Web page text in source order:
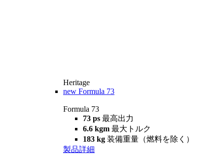
Heritage
new Formula 73
Formula 73
73 ps 最高出力
6.6 kgm 最大トルク
183 kg 装備重量（燃料を除く）
製品詳細